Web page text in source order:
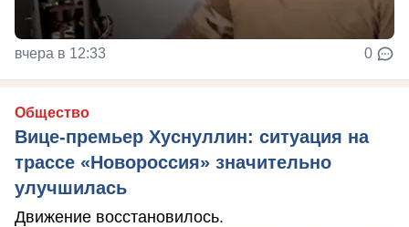
вчера в 12:33 0
Общество
Вице-премьер Хуснуллин: ситуация на
трассе «Новороссия» значительно
улучшилась
Движение восстановилось.